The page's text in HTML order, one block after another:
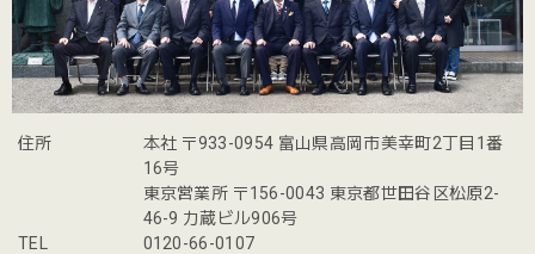
住所
本社 〒933-0954 富山県高岡市美幸町2丁目1番
16号
東京営業所 〒156-0043 東京都世田谷区松原2-
46-9 力蔵ビル906号
TEL
0120-66-0107